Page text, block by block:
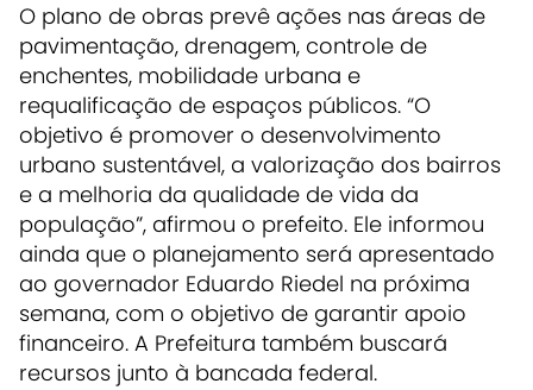
O plano de obras prevê ações nas áreas de
pavimentação, drenagem, controle de
enchentes, mobilidade urbana e
requalificação de espaços públicos. “O
objetivo é promover o desenvolvimento
urbano sustentável, a valorização dos bairros
e a melhoria da qualidade de vida da
população”, afirmou o prefeito. Ele informou
ainda que o planejamento será apresentado
ao governador Eduardo Riedel na próxima
semana, com o objetivo de garantir apoio
financeiro. A Prefeitura também buscará
recursos junto à bancada federal.